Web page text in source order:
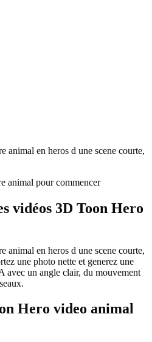
animal en heros d une scene courte,
animal pour commencer
vidéos 3D Toon Hero
animal en heros d une scene courte,
une photo nette et generez une
un angle clair, du mouvement
Hero video animal